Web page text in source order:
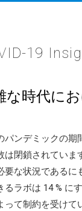
19
な時代に
パンデミックの期
は閉鎖されていま
要な状況であるに
るラボは 14 % に
って制約を受けて